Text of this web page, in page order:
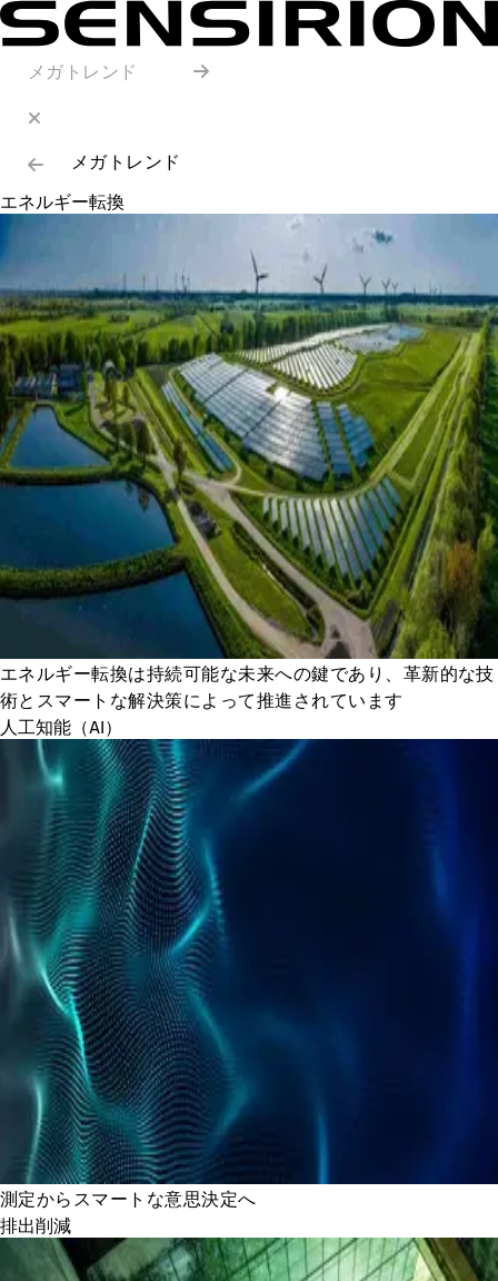
メガトレンド
メガトレンド
エネルギー転換
エネルギー転換は持続可能な未来への鍵であり、革新的な技
術とスマートな解決策によって推進されています
人工知能（AI）
測定からスマートな意思決定へ
排出削減